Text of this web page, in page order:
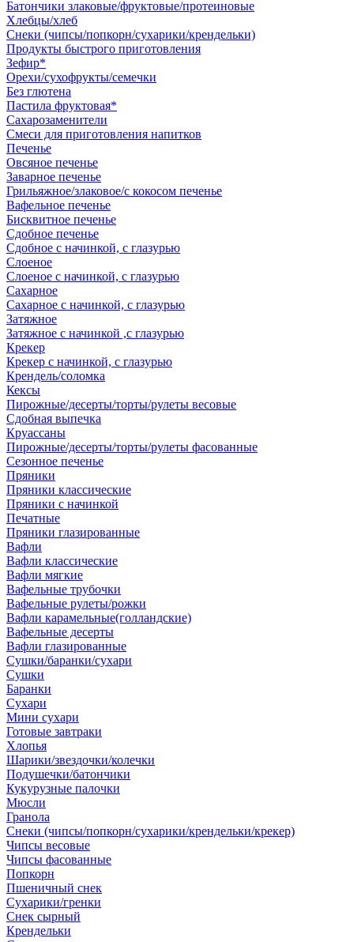
Батончики злаковые/фруктовые/протеиновые
Хлебцы/хлеб
Снеки (чипсы/попкорн/сухарики/крендельки)
Продукты быстрого приготовления
Зефир*
Орехи/сухофрукты/семечки
Без глютена
Пастила фруктовая*
Сахарозаменители
Смеси для приготовления напитков
Печенье
Овсяное печенье
Заварное печенье
Грильяжное/злаковое/с кокосом печенье
Вафельное печенье
Бисквитное печенье
Сдобное печенье
Сдобное с начинкой, с глазурью
Слоеное
Слоеное с начинкой, с глазурью
Сахарное
Сахарное с начинкой, с глазурью
Затяжное
Затяжное с начинкой ,с глазурью
Крекер
Крекер с начинкой, с глазурью
Крендель/соломка
Кексы
Пирожные/десерты/торты/рулеты весовые
Сдобная выпечка
Круассаны
Пирожные/десерты/торты/рулеты фасованные
Сезонное печенье
Пряники
Пряники классические
Пряники с начинкой
Печатные
Пряники глазированные
Вафли
Вафли классические
Вафли мягкие
Вафельные трубочки
Вафельные рулеты/рожки
Вафли карамельные(голландские)
Вафельные десерты
Вафли глазированные
Сушки/баранки/сухари
Сушки
Баранки
Сухари
Мини сухари
Готовые завтраки
Хлопья
Шарики/звездочки/колечки
Подушечки/батончики
Кукурузные палочки
Мюсли
Гранола
Снеки (чипсы/попкорн/сухарики/крендельки/крекер)
Чипсы весовые
Чипсы фасованные
Попкорн
Пшеничный снек
Сухарики/гренки
Снек сырный
Крендельки